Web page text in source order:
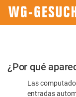
Por
favor,
confirme
¿Por qué
Las
entradas